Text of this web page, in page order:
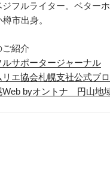
フルライター。ベター
市出身。
紹介
ルサポータージャーナル
リエ協会札幌支社公式ブ
Web byオントナ 円山地